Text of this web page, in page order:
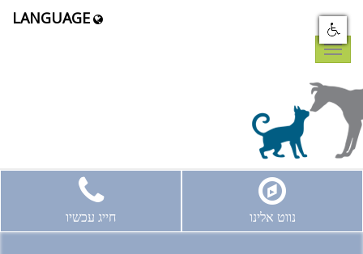
LANGUAGE
Toggle
נווט אלינו חייג עכשיו